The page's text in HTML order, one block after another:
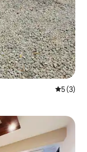
5 (3)